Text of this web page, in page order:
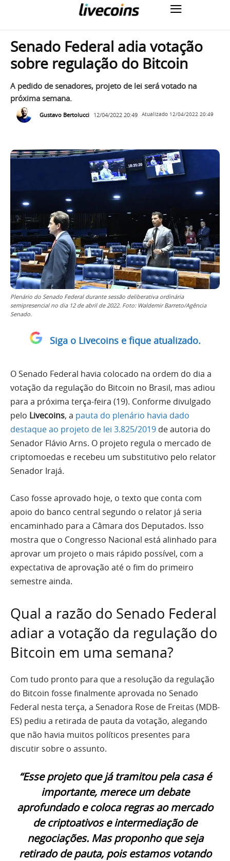
Senado Federal adia votação
sobre regulação do Bitcoin
A pedido de senadores, projeto de lei será votado na
próxima semana.
Gustavo Bertolucci 12/04/2022 20:49 Atualizado 12/04/2022 20:49
Plenário do Senado Federal durante sessão deliberativa ordinária
semipresencial no dia 12 de abril de 2022. Foto: Waldemir Barreto/Agência
Senado.
Siga o Livecoins e fique atualizado.
O Senado Federal havia colocado na ordem do dia a
votação da regulação do Bitcoin no Brasil, mas adiou
para a próxima terça-feira (19). Conforme divulgado
pelo Livecoins, a pauta do plenário havia dado
destaque ao projeto de lei 3.825/2019 de autoria do
Senador Flávio Arns. O projeto regula o mercado de
criptomoedas e recebeu um substitutivo pelo relator
Senador Irajá.
Caso fosse aprovado hoje, o texto que conta com
apoio do banco central segundo o relator já seria
encaminhado para a Câmara dos Deputados. Isso
mostra que o Congresso Nacional está alinhado para
aprovar um projeto o mais rápido possível, com a
expectativa de aprovação até o fim do primeiro
semestre ainda.
Qual a razão do Senado Federal
adiar a votação da regulação do
Bitcoin em uma semana?
Com tudo pronto para que a resolução da regulação
do Bitcoin fosse finalmente aprovada no Senado
Federal nesta terça, a Senadora Rose de Freitas (MDB-
ES) pediu a retirada de pauta da votação, alegando
que não havia muitos políticos presentes para
discutir sobre o assunto.
“Esse projeto que já tramitou pela casa é
importante, merece um debate
aprofundado e coloca regras ao mercado
de criptoativos e intermediação de
negociações. Mas proponho que seja
retirado de pauta, pois estamos votando